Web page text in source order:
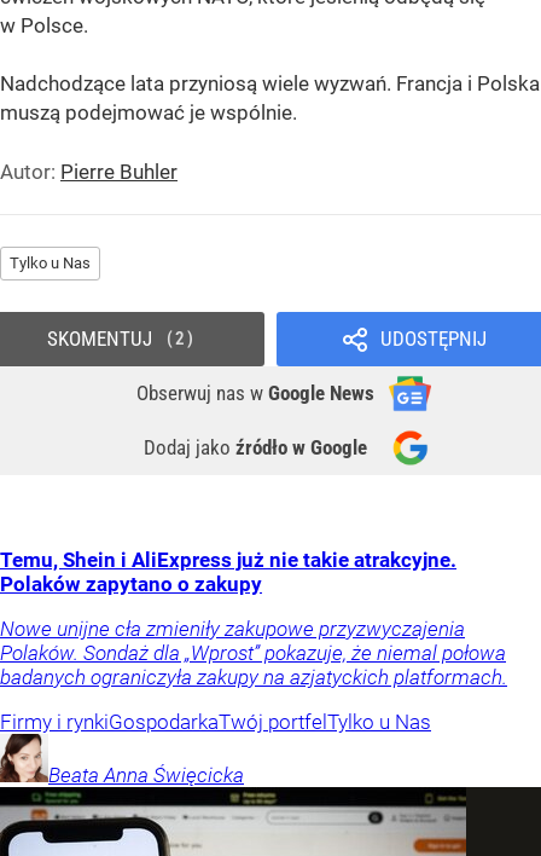
w Polsce.
Nadchodzące lata przyniosą wiele wyzwań. Francja i Polska
muszą podejmować je wspólnie.
Autor: Pierre Buhler
Tylko u Nas
UDOSTĘPNIJ
Obserwuj nas w Google News
Dodaj jako źródło w Google
SKOMENTUJ 2
Temu, Shein i AliExpress już nie takie atrakcyjne.
Polaków zapytano o zakupy
Nowe unijne cła zmieniły zakupowe przyzwyczajenia
Polaków. Sondaż dla „Wprost” pokazuje, że niemal połowa
badanych ograniczyła zakupy na azjatyckich platformach.
Firmy i rynkiGospodarkaTwój portfelTylko u Nas
Beata Anna Święcicka